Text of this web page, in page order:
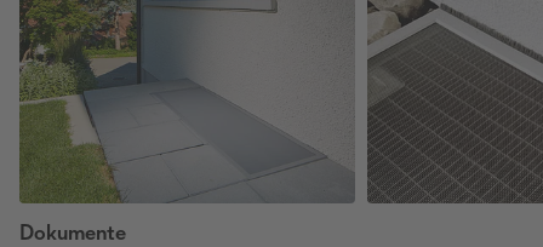
Dokumente